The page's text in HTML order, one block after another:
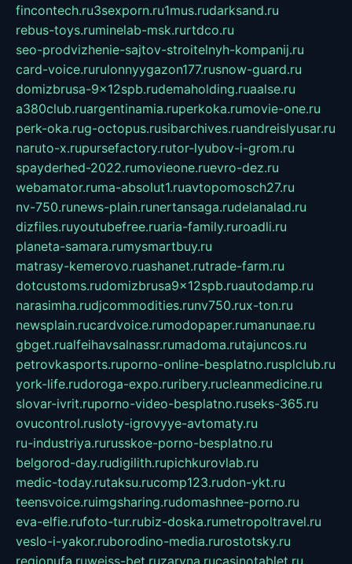
fincontech.ru3sexporn.ru1mus.rudarksand.ru
rebus-toys.ruminelab-msk.rurtdco.ru
seo-prodvizhenie-sajtov-stroitelnyh-kompanij.ru
card-voice.rurulonnyygazon177.rusnow-guard.ru
domizbrusa-9x12spb.rudemaholding.ruaalse.ru
a380club.ruargentinamia.ruperkoka.rumovie-one.ru
perk-oka.rug-octopus.rusibarchives.ruandreislyusar.ru
naruto-x.rupursefactory.rutor-lyubov-i-grom.ru
spayderhed-2022.rumovieone.ruevro-dez.ru
webamator.ruma-absolut1.ruavtopomosch27.ru
nv-750.runews-plain.runertansaga.rudelanalad.ru
dizfiles.ruyoutubefree.ruaria-family.ruroadli.ru
planeta-samara.rumysmartbuy.ru
matrasy-kemerovo.ruashanet.rutrade-farm.ru
dotcustoms.rudomizbrusa9x12spb.ruautodamp.ru
narasimha.rudjcommodities.runv750.rux-ton.ru
newsplain.rucardvoice.rumodopaper.rumanunae.ru
gbget.rualfeihavsalnassr.rumadoma.rutajuncos.ru
petrovkasports.ruporno-online-besplatno.rusplclub.ru
york-life.rudoroga-expo.ruribery.rucleanmedicine.ru
slovar-ivrit.ruporno-video-besplatno.ruseks-365.ru
ovucontrol.rusloty-igrovyye-avtomaty.ru
ru-industriya.rurusskoe-porno-besplatno.ru
belgorod-day.rudigilith.rupichkurovlab.ru
medic-today.rutaksu.rucomp123.rudon-ykt.ru
teensvoice.ruimgsharing.rudomashnee-porno.ru
eva-elfie.rufoto-tur.rubiz-doska.rumetropoltravel.ru
veslo-i-yakor.ruborodino-media.rurostotsky.ru